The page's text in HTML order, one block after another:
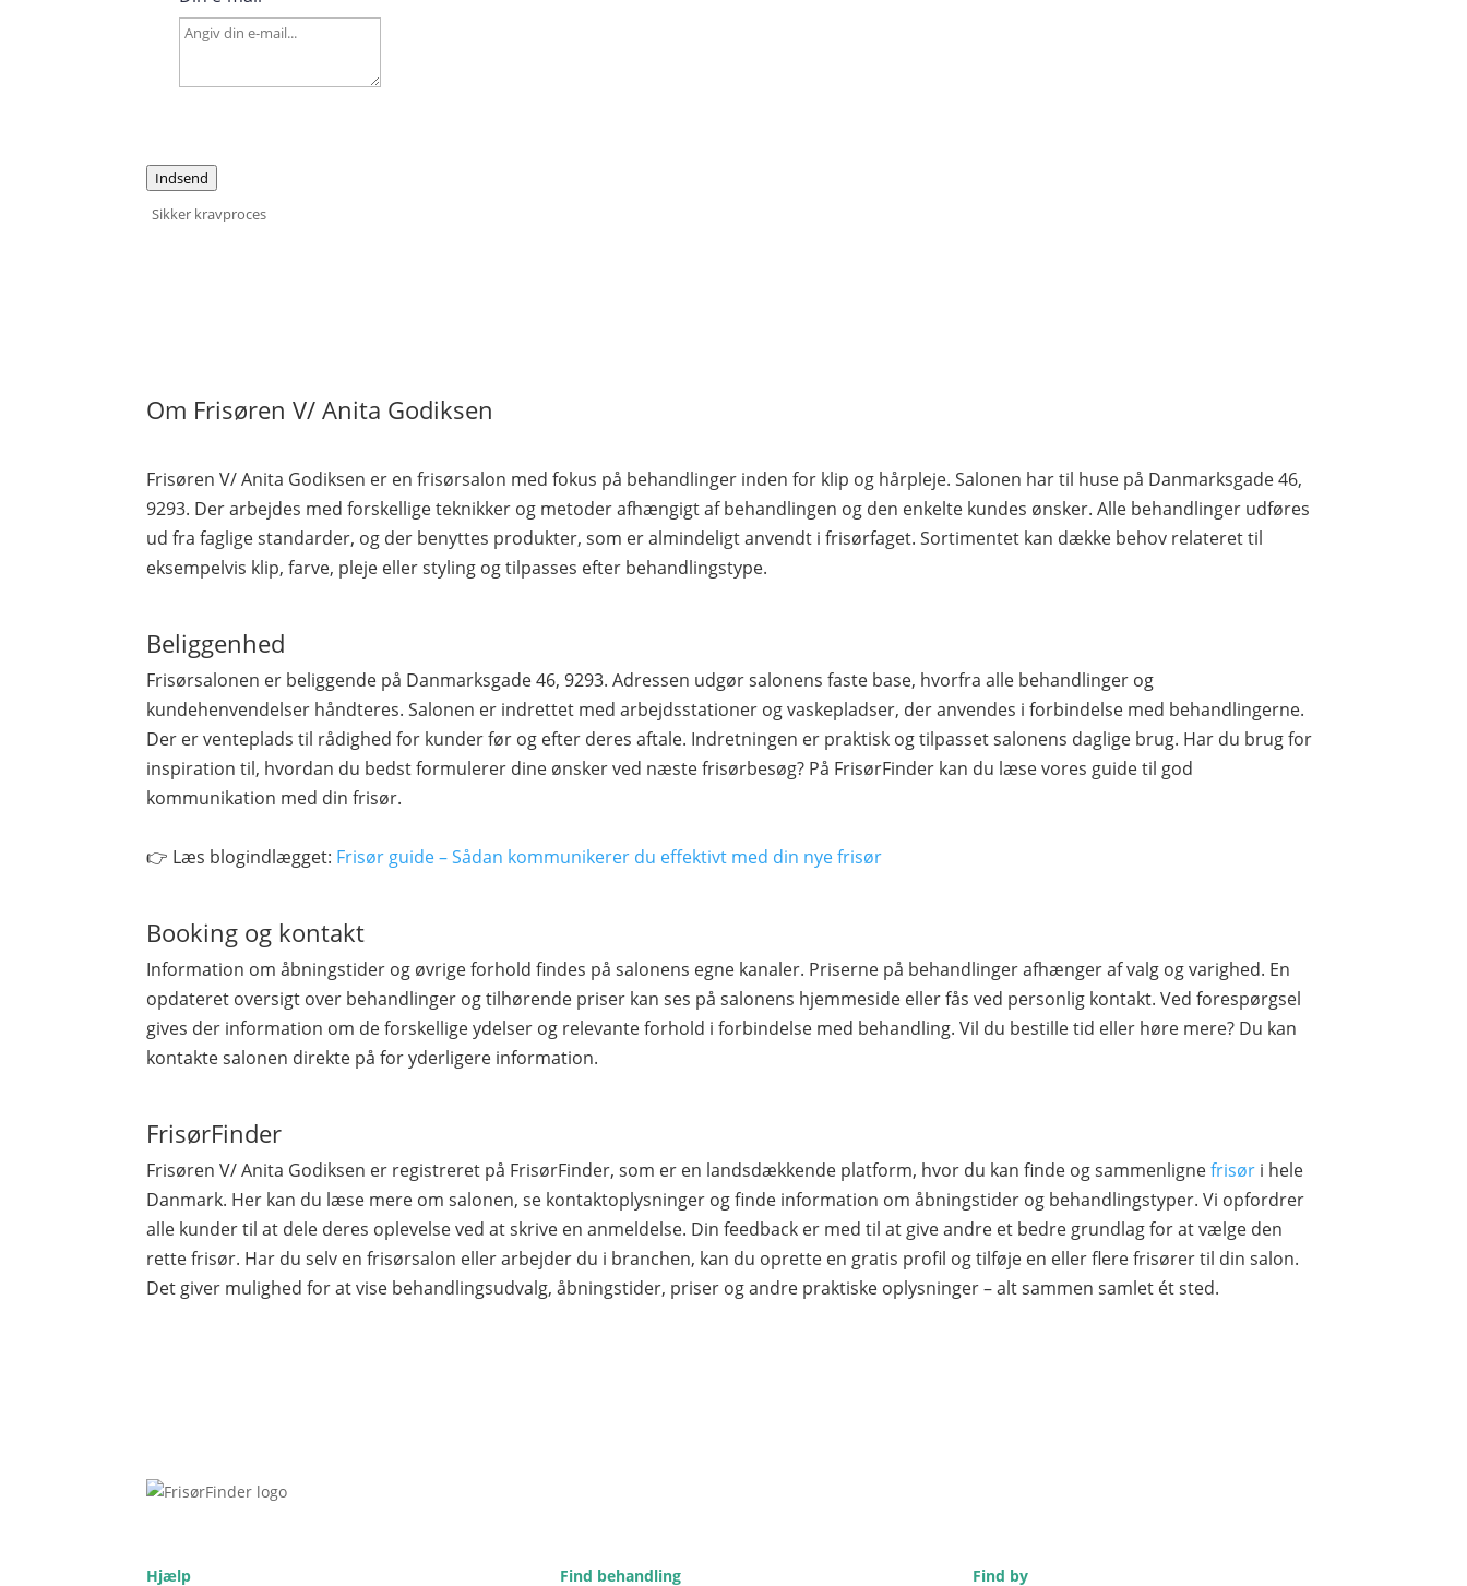
Indsend
Sikker kravproces
Om Frisøren V/ Anita Godiksen
Frisøren V/ Anita Godiksen er en frisørsalon med fokus på behandlinger inden for klip og hårpleje. Salonen har til huse på Danmarksgade 46,
9293. Der arbejdes med forskellige teknikker og metoder afhængigt af behandlingen og den enkelte kundes ønsker. Alle behandlinger udføres
ud fra faglige standarder, og der benyttes produkter, som er almindeligt anvendt i frisørfaget. Sortimentet kan dække behov relateret til
eksempelvis klip, farve, pleje eller styling og tilpasses efter behandlingstype.
Beliggenhed
Frisørsalonen er beliggende på Danmarksgade 46, 9293. Adressen udgør salonens faste base, hvorfra alle behandlinger og
kundehenvendelser håndteres. Salonen er indrettet med arbejdsstationer og vaskepladser, der anvendes i forbindelse med behandlingerne.
Der er venteplads til rådighed for kunder før og efter deres aftale. Indretningen er praktisk og tilpasset salonens daglige brug. Har du brug for
inspiration til, hvordan du bedst formulerer dine ønsker ved næste frisørbesøg? På FrisørFinder kan du læse vores guide til god
kommunikation med din frisør.
👉 Læs blogindlægget: Frisør guide – Sådan kommunikerer du effektivt med din nye frisør
Booking og kontakt
Information om åbningstider og øvrige forhold findes på salonens egne kanaler. Priserne på behandlinger afhænger af valg og varighed. En
opdateret oversigt over behandlinger og tilhørende priser kan ses på salonens hjemmeside eller fås ved personlig kontakt. Ved forespørgsel
gives der information om de forskellige ydelser og relevante forhold i forbindelse med behandling. Vil du bestille tid eller høre mere? Du kan
kontakte salonen direkte på for yderligere information.
FrisørFinder
Frisøren V/ Anita Godiksen er registreret på FrisørFinder, som er en landsdækkende platform, hvor du kan finde og sammenlignefrisør i hele
Danmark. Her kan du læse mere om salonen, se kontaktoplysninger og finde information om åbningstider og behandlingstyper. Vi opfordrer
alle kunder til at dele deres oplevelse ved at skrive en anmeldelse. Din feedback er med til at give andre et bedre grundlag for at vælge den
rette frisør. Har du selv en frisørsalon eller arbejder du i branchen, kan du oprette en gratis profil og tilføje en eller flere frisører til din salon.
Det giver mulighed for at vise behandlingsudvalg, åbningstider, priser og andre praktiske oplysninger – alt sammen samlet ét sted.
Hjælp Find behandling Find by